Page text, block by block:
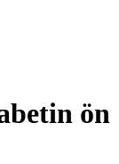
ön